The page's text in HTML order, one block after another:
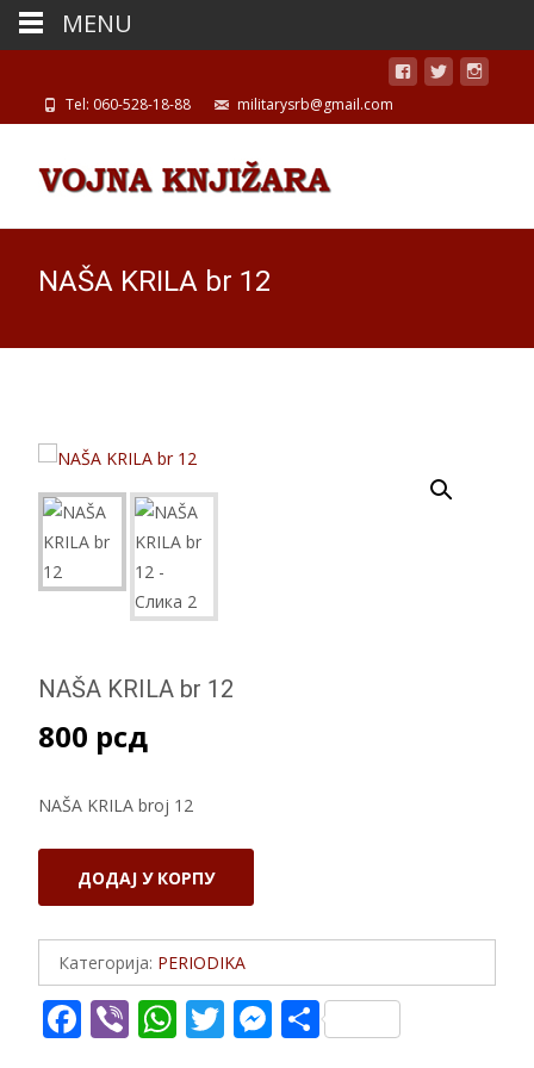
Tel: 060-528-18-88 militarysrb@gmail.com
NAŠA KRILA br 12
NAŠA KRILA br 12
800 рсд
NAŠA KRILA broj 12
KRILA
количина
ДОДАЈ У КОРПУ
Категорија: PERIODIKA
F Vi W T M S
MENU